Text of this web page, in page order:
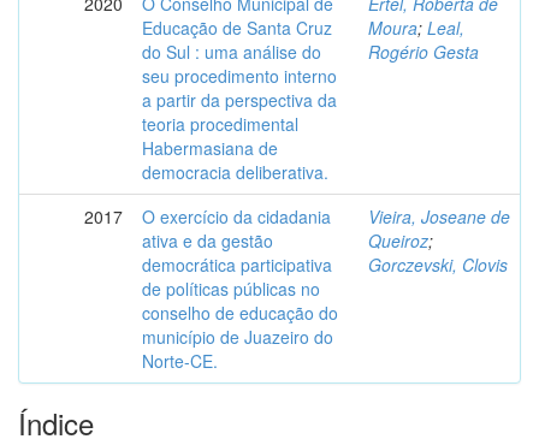
Educação de Santa Cruz
do Sul : uma análise do
seu procedimento interno
a partir da perspectiva da
teoria procedimental
Habermasiana de
democracia deliberativa.
Moura; Leal,
Rogério Gesta
2017
O exercício da cidadania
ativa e da gestão
democrática participativa
de políticas públicas no
conselho de educação do
município de Juazeiro do
Norte-CE.
Vieira, Joseane de
Queiroz;
Gorczevski, Clovis
Índice